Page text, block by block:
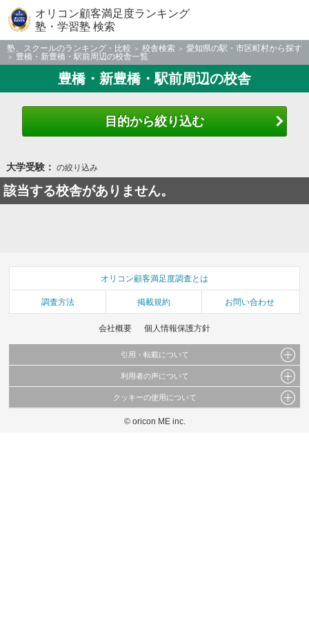
オリコン顧客満足度ランキング
塾・学習塾 検索
塾、スクールのランキング・比較 校舎検索
愛知県の駅・市区町村から探す
豊橋・新豊橋・駅前周辺の校舎一覧
豊橋・新豊橋・駅前周辺の校舎
目的から絞り込む
大学受験： の絞り込み
該当する校舎がありません。
オリコン顧客満足度調査とは
調査方法 掲載規約 お問い合わせ
会社概要 個人情報保護方針
引用・転載について
当サイトで公開されている情報（文字、写真、イラスト、画像データ等）及びこれらの配
これらの情報を権利者の許可なく無断転載・複製などの二次利用を行うことは固く禁じて
利用者の声について
当サイトに掲載している内容はすべてサービスの利用者が提出された見解・感想です。
弊社の見解・ 意見ではないことをご理解いただいた上でご覧ください。
クッキーの使用について
このサイトでは Cookie を使用して、ユーザーに合わせたコンテンツや広告の表示、ソー
© oricon ME inc.